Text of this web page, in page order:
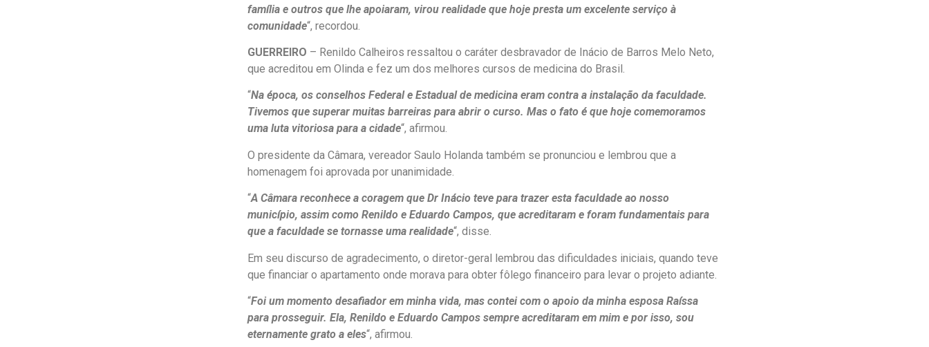
família e outros que lhe apoiaram, virou realidade que hoje presta um excelente serviço à
comunidade“, recordou.
GUERREIRO – Renildo Calheiros ressaltou o caráter desbravador de Inácio de Barros Melo Neto,
que acreditou em Olinda e fez um dos melhores cursos de medicina do Brasil.
“Na época, os conselhos Federal e Estadual de medicina eram contra a instalação da faculdade.
Tivemos que superar muitas barreiras para abrir o curso. Mas o fato é que hoje comemoramos
uma luta vitoriosa para a cidade“, afirmou.
O presidente da Câmara, vereador Saulo Holanda também se pronunciou e lembrou que a
homenagem foi aprovada por unanimidade.
“A Câmara reconhece a coragem que Dr Inácio teve para trazer esta faculdade ao nosso
município, assim como Renildo e Eduardo Campos, que acreditaram e foram fundamentais para
que a faculdade se tornasse uma realidade“, disse.
Em seu discurso de agradecimento, o diretor-geral lembrou das dificuldades iniciais, quando teve
que financiar o apartamento onde morava para obter fôlego financeiro para levar o projeto adiante.
“Foi um momento desafiador em minha vida, mas contei com o apoio da minha esposa Raíssa
para prosseguir. Ela, Renildo e Eduardo Campos sempre acreditaram em mim e por isso, sou
eternamente grato a eles“, afirmou.